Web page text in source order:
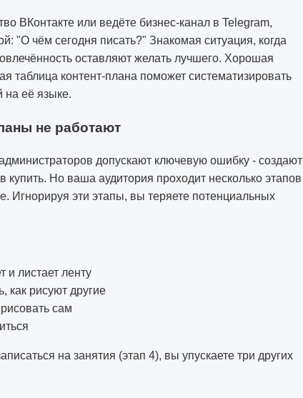
ВКонтакте или ведёте бизнес-канал в Telegram,
"О чём сегодня писать?" Знакомая ситуация, когда
оставляют желать лучшего. Хорошая
таблица контент-плана поможет систематизировать
на её языке.
не работают
допускают ключевую ошибку - создают
купить. Но ваша аудитория проходит несколько этапов
Игнорируя эти этапы, вы теряете потенциальных
и листает ленту
как рисуют другие
сам
на занятия (этап 4), вы упускаете три других